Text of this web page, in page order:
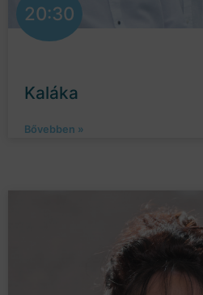
20:30
Kaláka
Bővebben »